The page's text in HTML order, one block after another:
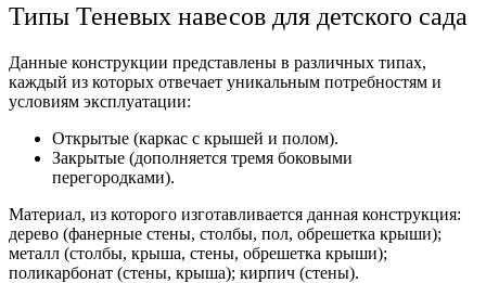
Типы Теневых навесов для детского сада
Данные конструкции представлены в различных типах,
каждый из которых отвечает уникальным потребностям и
условиям эксплуатации:
Открытые (каркас с крышей и полом).
Закрытые (дополняется тремя боковыми
перегородками).
Материал, из которого изготавливается данная конструкция:
дерево (фанерные стены, столбы, пол, обрешетка крыши);
металл (столбы, крыша, стены, обрешетка крыши);
поликарбонат (стены, крыша); кирпич (стены).